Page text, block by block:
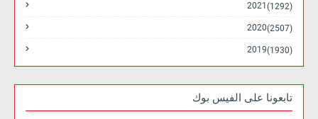
2021 (1292)
2020 (2507)
2019 (1930)
تابعونا على الفيس بوك